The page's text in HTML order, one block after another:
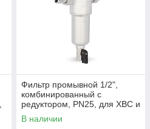
Фильтр промывной 1/2",
комбинированный с
редуктором, PN25, для ХВС и
ГВС, с разъемными
соединениями
В наличии